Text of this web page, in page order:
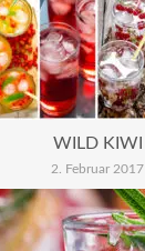
WILD KIWI
2. Februar 2017